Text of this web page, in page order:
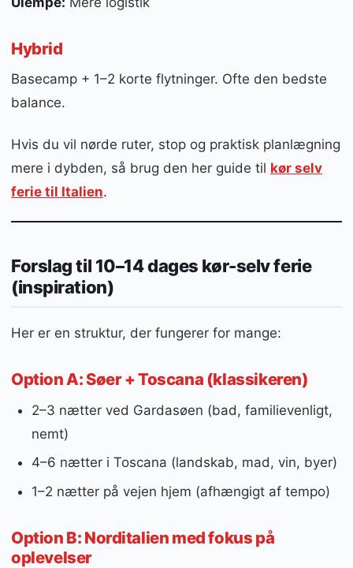
Hybrid
Basecamp + 1–2 korte flytninger. Ofte den bedste
balance.
Hvis du vil nørde ruter, stop og praktisk planlægning
mere i dybden, så brug den her guide til kør selv
ferie til Italien.
Forslag til 10–14 dages kør-selv ferie
(inspiration)
Her er en struktur, der fungerer for mange:
Option A: Søer + Toscana (klassikeren)
2–3 nætter ved Gardasøen (bad, familievenligt,
nemt)
4–6 nætter i Toscana (landskab, mad, vin, byer)
1–2 nætter på vejen hjem (afhængigt af tempo)
Option B: Norditalien med fokus på
oplevelser